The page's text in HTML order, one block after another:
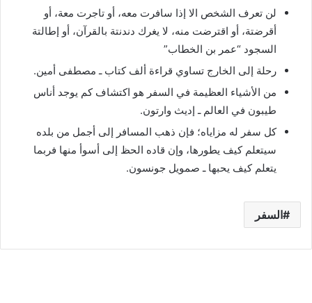
لن تعرف الشخص الا إذا سافرت معه، أو تاجرت معة، أو
أقرضتة، أو اقترضت منه، لا يغرك دندنتة بالقرآن، أو إطالتة
السجود “عمر بن الخطاب”
رحلة إلى الخارج تساوي قراءة ألف كتاب ـ مصطفى أمين.
من الأشياء العظيمة في السفر هو اكتشاف كم يوجد أناس
طيبون في العالم ـ إديث وارتون.
كل سفر له مزاياه؛ فإن ذهب المسافر إلى أجمل من بلده
سيتعلم كيف يطورها، وإن قاده الحظ إلى أسوأ منها فربما
يتعلم كيف يحبها ـ صمويل جونسون.
السفر